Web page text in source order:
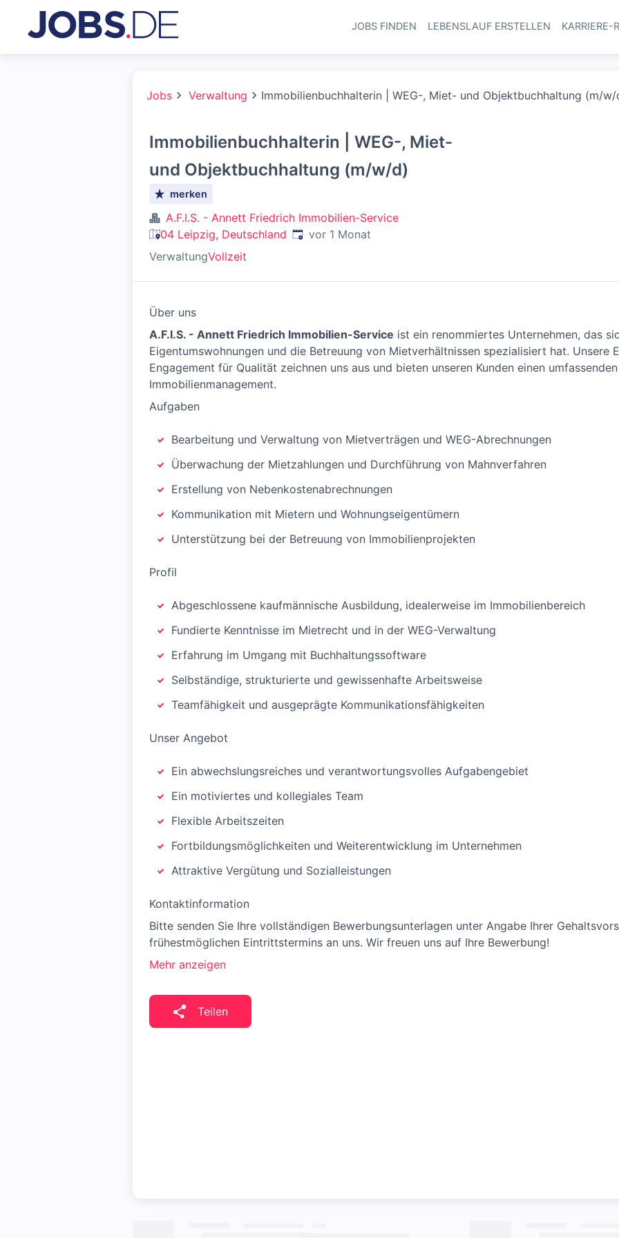
Haupt-
JOBS FINDEN LEBENSLAUF ERSTELLEN KARRIERE-
Jobs Verwaltung Immobilienbuchhalterin | WEG-, Miet- und Objektbuchhaltung (m/w/
Immobilienbuchhalterin | WEG-, Miet-
und Objektbuchhaltung (m/w/d)
merken
A.F.I.S. - Annett Friedrich Immobilien-Service
04 Leipzig, Deutschland Veröffentlicht:
vor 1 Monat
VerwaltungVollzeit
Über uns
A.F.I.S. - Annett Friedrich Immobilien-Service ist ein renommiertes Unternehmen, das
Eigentumswohnungen und die Betreuung von Mietverhältnissen spezialisiert hat. Unsere
Engagement für Qualität zeichnen uns aus und bieten unseren Kunden einen
Immobilienmanagement.
Aufgaben
Bearbeitung und Verwaltung von Mietverträgen und WEG-Abrechnungen
Überwachung der Mietzahlungen und Durchführung von Mahnverfahren
Erstellung von Nebenkostenabrechnungen
Kommunikation mit Mietern und Wohnungseigentümern
Unterstützung bei der Betreuung von Immobilienprojekten
Profil
Abgeschlossene kaufmännische Ausbildung, idealerweise im Immobilienbereich
Fundierte Kenntnisse im Mietrecht und in der WEG-Verwaltung
Erfahrung im Umgang mit Buchhaltungssoftware
Selbständige, strukturierte und gewissenhafte Arbeitsweise
Teamfähigkeit und ausgeprägte Kommunikationsfähigkeiten
Unser Angebot
Ein abwechslungsreiches und verantwortungsvolles Aufgabengebiet
Ein motiviertes und kollegiales Team
Flexible Arbeitszeiten
Fortbildungsmöglichkeiten und Weiterentwicklung im Unternehmen
Attraktive Vergütung und Sozialleistungen
Kontaktinformation
Bitte senden Sie Ihre vollständigen Bewerbungsunterlagen unter Angabe Ihrer
frühestmöglichen Eintrittstermins an uns. Wir freuen uns auf Ihre Bewerbung!
Mehr anzeigen
Teilen